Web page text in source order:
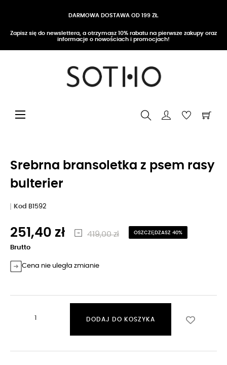
DARMOWA DOSTAWA OD 199 ZŁ
Zapisz się do newslettera, a otrzymasz 10% rabatu na pierwsze zakupy oraz
informacje o nowościach i promocjach!
Przełącz nawigację
☰
Srebrna bransoletka z psem rasy
bulterier
Kod B1592
251,40 zł 419,00 zł OSZCZĘDZASZ 40%
Brutto
Cena nie uległa zmianie
DODAJ DO KOSZYKA